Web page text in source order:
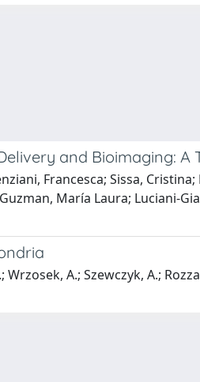
and Bioimaging: A
Francesca; Sissa,
María Laura; Luciani-
A.; Szewczyk, A.;